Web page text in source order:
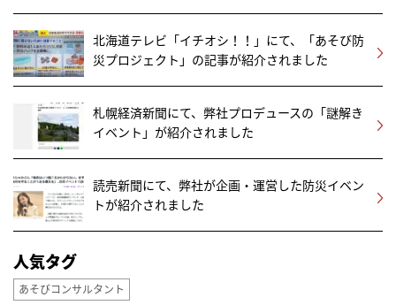
北海道テレビ「イチオシ！！」にて、「あそび防
災プロジェクト」の記事が紹介されました
札幌経済新聞にて、弊社プロデュースの「謎解き
イベント」が紹介されました
読売新聞にて、弊社が企画・運営した防災イベン
トが紹介されました
人気タグ
あそびコンサルタント